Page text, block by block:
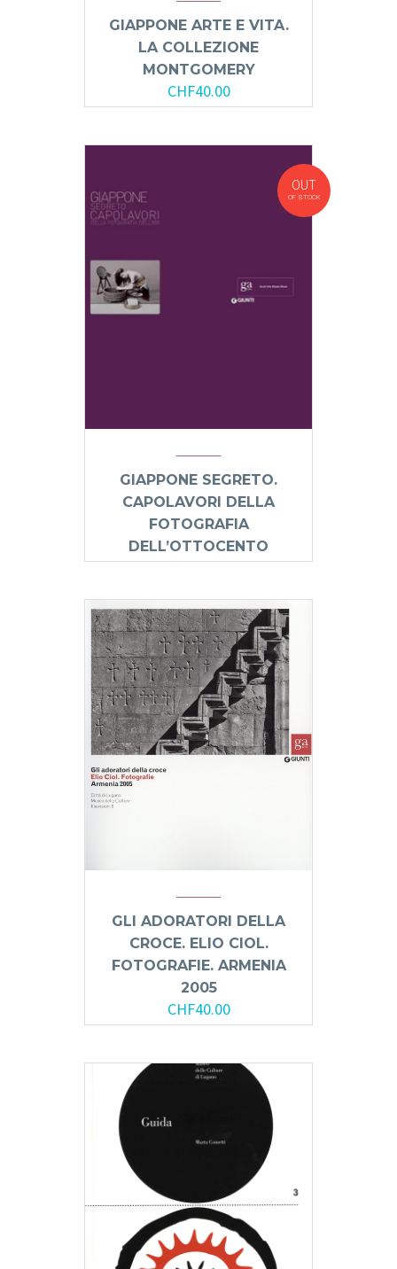
GIAPPONE ARTE E VITA.
LA COLLEZIONE
MONTGOMERY
CHF40.00
OUT
OF STOCK
GIAPPONE SEGRETO.
CAPOLAVORI DELLA
FOTOGRAFIA
DELL’OTTOCENTO
GLI ADORATORI DELLA
CROCE. ELIO CIOL.
FOTOGRAFIE. ARMENIA
2005
CHF40.00